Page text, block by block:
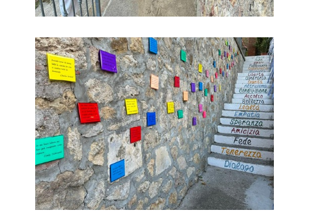
Scala dei pensieri Sant'Ermo